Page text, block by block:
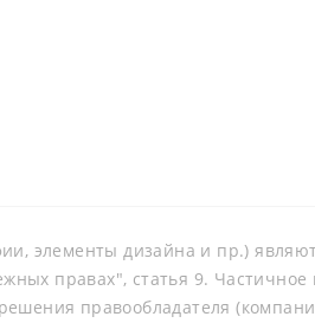
элементы дизайна и пр.)
правах", статья 9. Частичное
правообладателя